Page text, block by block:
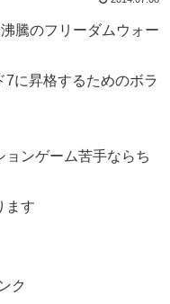
騰のフリーダムウォー
に昇格するためのボラ
ンゲーム苦手ならち
ます
ク